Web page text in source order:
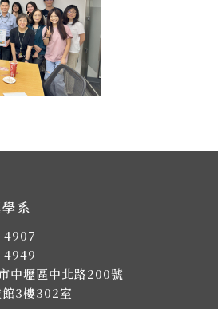
系
4949
中壢區中北路200號
3樓302室